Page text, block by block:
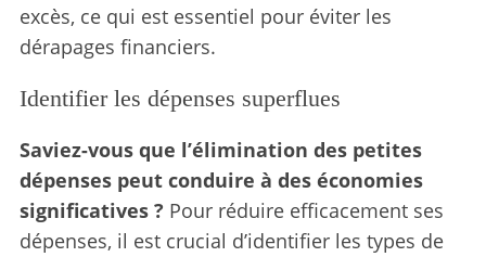
excès, ce qui est essentiel pour éviter les
dérapages financiers.
Identifier les dépenses superflues
Saviez-vous que l’élimination des petites
dépenses peut conduire à des économies
significatives ? Pour réduire efficacement ses
dépenses, il est crucial d’identifier les types de